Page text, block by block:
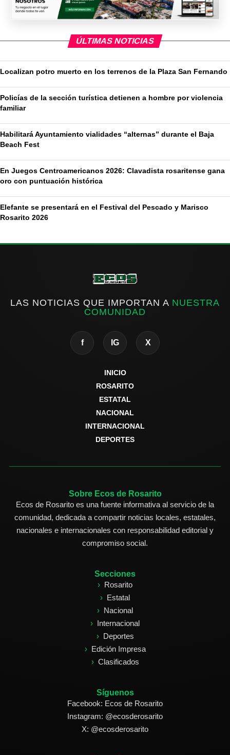
ÚLTIMAS NOTICIAS
Localizan potro muerto en los terrenos de la Plaza San Fernando
Policías de la sección turística detienen a hombre por violencia
familiar
Habilitará Ayuntamiento vialidades “alternas” durante el Baja
Beach Fest
En Juegos Centroamericanos 2026: Clavadista rosaritense gana
oro con puntuación histórica
Elefante se presentará en el Festival del Pescado y Marisco
Rosarito 2026
LAS NOTICIAS QUE IMPORTAN A NUESTRA
COMUNIDAD
f IG X
INICIO
ROSARITO
ESTATAL
NACIONAL
INTERNACIONAL
DEPORTES
Sobre Ecos de Rosarito
Ecos de Rosarito es una fuente informativa al servicio de la
comunidad, dedicada a compartir noticias locales, estatales,
nacionales e internacionales con responsabilidad editorial y
compromiso social.
Secciones
Rosarito
Estatal
Nacional
Internacional
Deportes
Edición Impresa
Clasificados
Síguenos
Facebook: Ecos de Rosarito
Instagram: @ecosderosarito
X: @ecosderosarito